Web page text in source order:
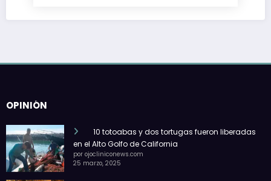
OPINIÓN
10 totoabas y dos tortugas fueron liberadas
en el Alto Golfo de California
por ojocliniconews.com
25 marzo, 2025